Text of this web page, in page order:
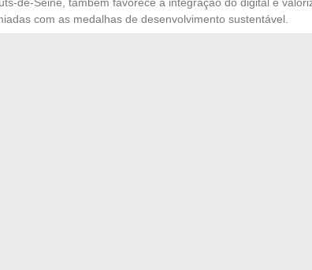
com as medalhas de desenvolvimento sustentável.